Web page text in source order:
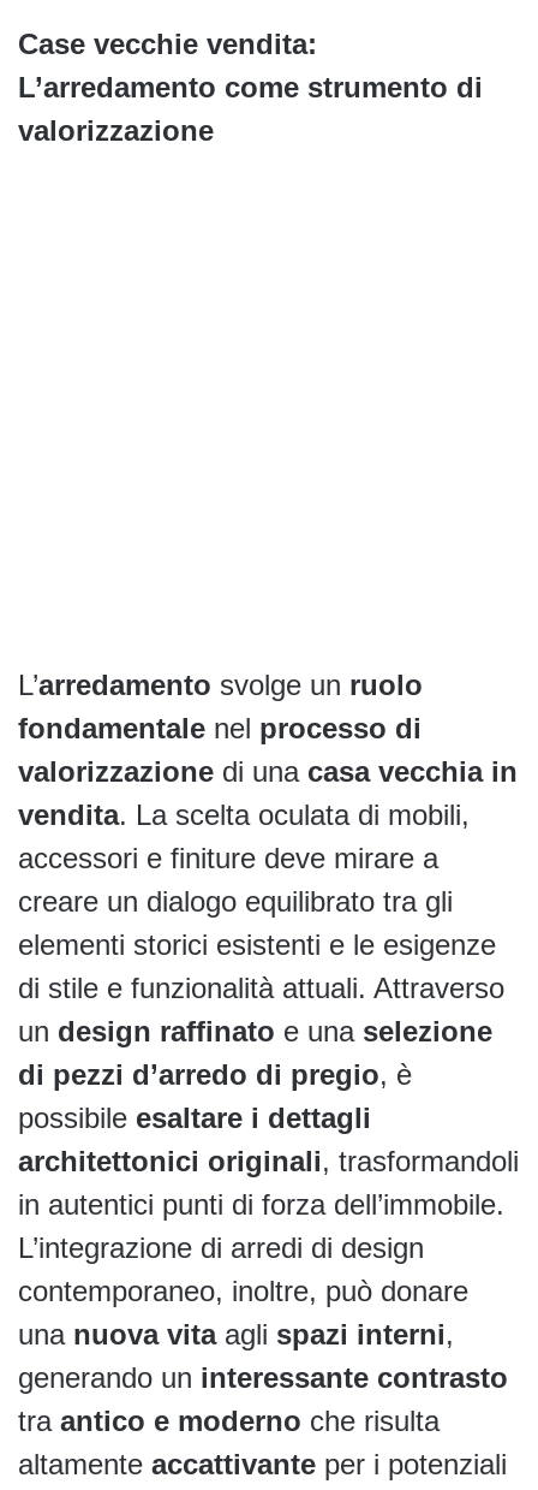
Case vecchie vendita:
L’arredamento come strumento di
valorizzazione
L’arredamento svolge un ruolo
fondamentale nel processo di
valorizzazione di una casa vecchia in
vendita. La scelta oculata di mobili,
accessori e finiture deve mirare a
creare un dialogo equilibrato tra gli
elementi storici esistenti e le esigenze
di stile e funzionalità attuali. Attraverso
un design raffinato e una selezione
di pezzi d’arredo di pregio, è
possibile esaltare i dettagli
architettonici originali, trasformandoli
in autentici punti di forza dell’immobile.
L’integrazione di arredi di design
contemporaneo, inoltre, può donare
una nuova vitaagli spazi interni,
generando un interessante contrasto
tra antico e moderno che risulta
altamente accattivante per i potenziali